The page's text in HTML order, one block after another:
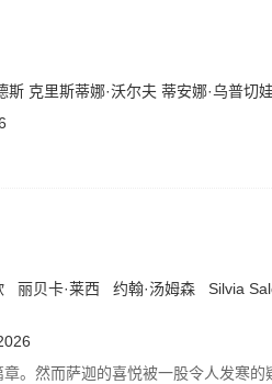
斯 克里斯蒂娜·沃尔夫 蒂安娜·乌普切
丽贝卡·莱西 约翰·汤姆森 Silvia
。然而萨迦的喜悦被一股令人发